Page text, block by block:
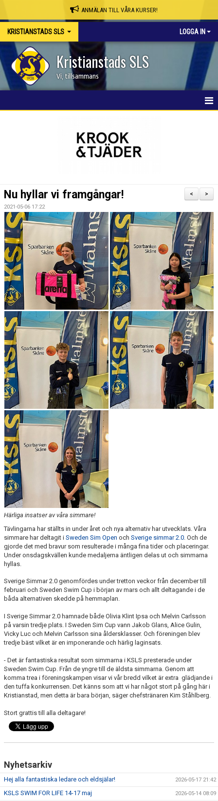
ANMÄLAN TILL VÅRA KURSER!
KRISTIANSTADS SLS LOGGA IN
Kristianstads SLS
Vi, tillsammans
KSLS WEBBSHOP
BLI PARTNER
JOBBA HOS OSS!
FÖRÄLDER
FUNKTIONÄR
VÅRA TÄVLINGAR
VÅRA EVENEMANG
VERKSAMHETSHANDBOK
KSLS FOR UKRAINE
WALL OF MEMORIES
>
<
Nu hyllar vi framgångar!
2021-05-06 17:22
Härliga insatser av våra simmare!
Tävlingarna har ställts in under året och nya alternativ har utvecklats. Våra
simmare har deltagit i Sweden Sim Open och Sverige simmar 2.0. Och de
gjorde det med bravur som resulterade i många fina tider och placeringar.
Under onsdagskvällen kunde medaljerna äntligen delas ut och simmarna
hyllas.
Sverige Simmar 2.0 genomfördes under tretton veckor från december till
februari och Sweden Swim Cup i början av mars och allt deltagande i de
båda alternativen skedde på hemmaplan.
I Sverige Simmar 2.0 hamnade både Olivia Klint Ipsa och Melvin Carlsson
på varsin tredje plats. I Sweden Sim Cup vann Jakob Glans, Alice Gulin,
Vicky Luc och Melvin Carlsson sina åldersklasser. Och föreningen blev
tredje bäst vilket är en imponerande och härlig laginsats.
- Det är fantastiska resultat som simmarna i KSLS presterade under
Sweden Swim Cup. Från de yngre till de äldsta simmarna. Genom att
komma trea i föreningskampen visar vi vår bredd vilket är extra glädjande i
den tuffa konkurrensen. Det känns som att vi har något stort på gång här i
Kristianstad, men detta är bara början, säger chefstränaren Kim Ståhlberg.
Stort grattis till alla deltagare!
Nyhetsarkiv
Hej alla fantastiska ledare och eldsjälar! 2026-05-17 21:42
KSLS SWIM FOR LIFE 14-17 maj 2026-05-14 08:09